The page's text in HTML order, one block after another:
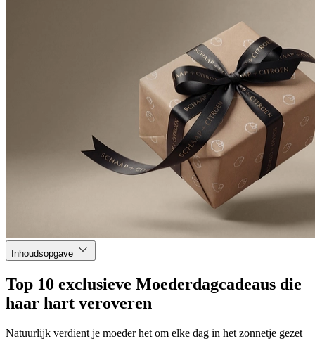
Inhoudsopgave
Top 10 exclusieve Moederdagcadeaus die
haar hart veroveren
Natuurlijk verdient je moeder het om elke dag in het zonnetje gezet